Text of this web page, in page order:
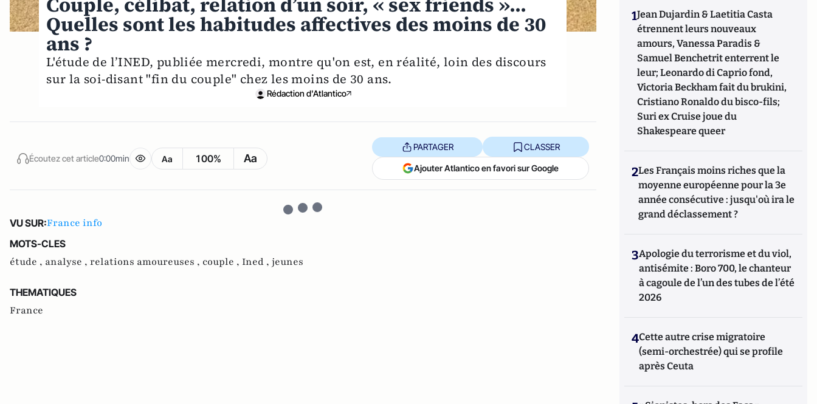
Quelles sont les habitudes affectives des moins de 30
ans ?
L'étude de l’INED, publiée mercredi, montre qu'on est, en réalité, loin des discours
sur la soi-disant "fin du couple" chez les moins de 30 ans.
Rédaction d'Atlantico
Écoutez cet article0:00min Aa 100% Aa
PARTAGER CLASSER
Ajouter Atlantico en favori sur Google
VU SUR:France info
MOTS-CLES
étude , analyse , relations amoureuses , couple , Ined , jeunes
THEMATIQUES
France
1Jean Dujardin & Laetitia Casta
étrennent leurs nouveaux
amours, Vanessa Paradis &
Samuel Benchetrit enterrent le
leur; Leonardo di Caprio fond,
Victoria Beckham fait du brukini,
Cristiano Ronaldo du bisco-fils;
Suri ex Cruise joue du
Shakespeare queer
2Les Français moins riches que la
moyenne européenne pour la 3e
année consécutive : jusqu'où ira le
grand déclassement ?
3Apologie du terrorisme et du viol,
antisémite : Boro 700, le chanteur
à cagoule de l’un des tubes de l’été
2026
4Cette autre crise migratoire
(semi-orchestrée) qui se profile
après Ceuta